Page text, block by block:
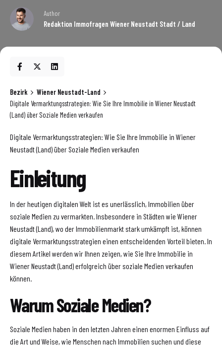
Author
Redaktion Immofragen Wiener Neustadt Stadt / Land
Bezirk
Wiener Neustadt-Land
Digitale Vermarktungsstrategien: Wie Sie Ihre Immobilie in Wiener Neustadt
(Land) über Soziale Medien verkaufen
Digitale Vermarktungsstrategien: Wie Sie Ihre Immobilie in Wiener
Neustadt (Land) über Soziale Medien verkaufen
Einleitung
In der heutigen digitalen Welt ist es unerlässlich, Immobilien über
soziale Medien zu vermarkten. Insbesondere in Städten wie Wiener
Neustadt (Land), wo der Immobilienmarkt stark umkämpft ist, können
digitale Vermarktungsstrategien einen entscheidenden Vorteil bieten. In
diesem Artikel werden wir Ihnen zeigen, wie Sie Ihre Immobilie in
Wiener Neustadt (Land) erfolgreich über soziale Medien verkaufen
können.
Warum Soziale Medien?
Soziale Medien haben in den letzten Jahren einen enormen Einfluss auf
die Art und Weise, wie Menschen nach Immobilien suchen und diese